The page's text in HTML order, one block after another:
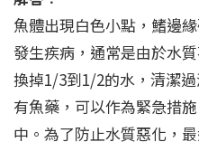
魚體出現白色小點，鰭邊
發生疾病，通常是由於水
換掉1/3到1/2的水，清潔
有魚藥，可以作為緊急措
中。為了防止水質惡化，